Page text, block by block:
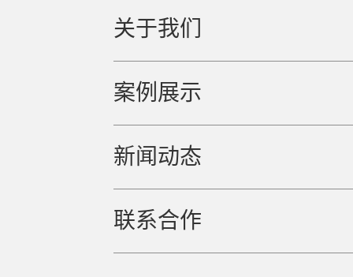
关于我们
案例展示
新闻动态
联系合作